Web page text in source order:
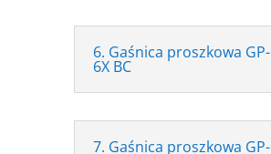
6. Gaśnica proszkowa GP-
6X BC
7. Gaśnica proszkowa GP-